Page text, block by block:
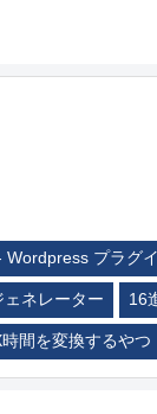
Wordpress プラグ
ネレーター 16
時間を変換するやつ